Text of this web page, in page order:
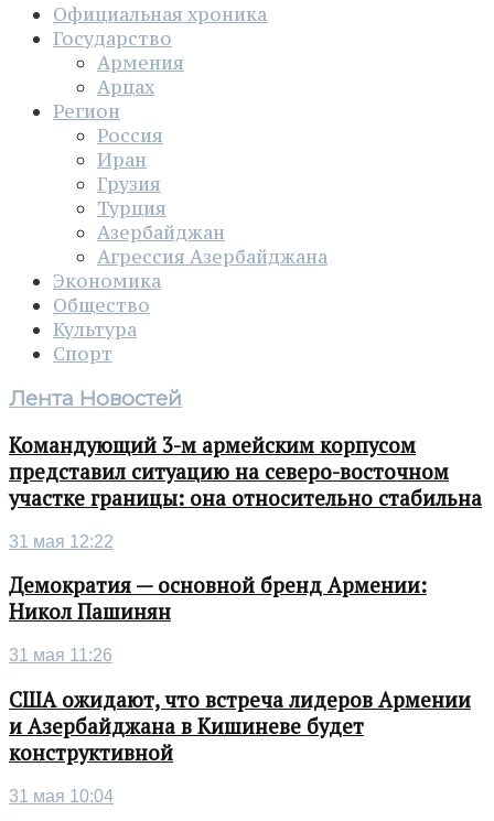
Официальная хроника
Государство
Армения
Арцах
Регион
Россия
Иран
Грузия
Турция
Азербайджан
Агрессия Азербайджана
Экономика
Общество
Культура
Спорт
Лента Новостей
Командующий 3-м армейским корпусом
представил ситуацию на северо-восточном
участке границы: она относительно стабильна
31 мая 12:22
Демократия — основной бренд Армении:
Никол Пашинян
31 мая 11:26
США ожидают, что встреча лидеров Армении
и Азербайджана в Кишиневе будет
конструктивной
31 мая 10:04